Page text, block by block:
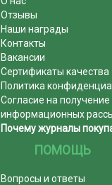
Отзывы
Наши награды
Контакты
Вакансии
Сертификаты качества
Политика
Согласие на
информационных
Почему журналы
ПОМОЩЬ
Вопросы и ответы